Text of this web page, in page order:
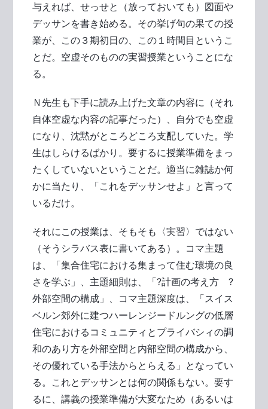
与えれば、せっせと（放っておいても）図面や
デッサンを書き始める。その挙げ句の果ての授
業が、この３期初日の、この１時間目というこ
とだ。空虚そのものの実習授業ということにな
る。
Ｎ先生も下手に読み上げた文章の内容に（それ
自体空虚な内容の記事だった）、自分でも空虚
になり、沈黙がところどころ支配していた。学
生はしらけるばかり。要するに授業準備をまっ
たくしていないということだ。適当に雑誌か何
かに当たり、「これをデッサンせよ」と言って
いるだけ。
それにこの授業は、そもそも〈実習〉ではない
（そうシラバス表に書いてある）。コマ主題
は、「集合住宅における集まって住む環境の良
さを学ぶ」、主題細則は、「?計画の考え方 ?
外部空間の構成」、コマ主題深度は、「スイス
ベルン郊外に建つハーレンジードルングの低層
住宅におけるコミュニティとプライバシィの調
和のあり方を外部空間と内部空間の構成から、
その優れている手法からとらえる」となってい
る。これとデッサンとは何の関係もない。要す
るに、講義の授業準備が大変なため（あるいは